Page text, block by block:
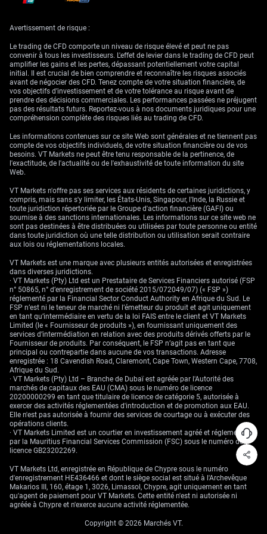
été. Cela rend la détention de francs suisses moins attractive que celle
Compte tenu de ce contexte fondamental, nous nous intéressons à des
stratégies sur options visant à tirer parti d’une hausse graduelle de
l’USD/CHF. Un bull call spread constitue une manière attractive, à risque
limité, de se positionner sur ce potentiel de hausse au cours des
prochaines semaines. Cela consiste à acheter une option d’achat à un
prix d’exercice plus bas et à vendre une autre option d’achat à un prix
d’exercice plus élevé afin de financer la position.
Contexte historique et
niveaux graphiques
Nous avons déjà observé ce schéma sur la période 2022-2024. Des
prudente, avaient conduit à un rallye durable de la paire. Une divergence
de politique monétaire similaire, quoique moins prononcée, semble se
mettre à nouveau en place.
Sur les graphiques, une résistance immédiate se situe près de 0,9150, un
niveau qui a plafonné la paire la semaine dernière. Une cassure nette au-
dessus pourrait ouvrir la voie à un test du seuil psychologique de
autour de 0,9000.
Avertissement de risque :
Le trading de CFD comporte un niveau de risque élevé et peut ne pas
convenir à tous les investisseurs. L'effet de levier dans le trading de CFD peut
amplifier les gains et les pertes, dépassant potentiellement votre capital
initial. Il est crucial de bien comprendre et reconnaître les risques associés
avant de négocier des CFD. Tenez compte de votre situation financière, de
vos objectifs d’investissement et de votre tolérance au risque avant de
prendre des décisions commerciales. Les performances passées ne préjugent
pas des résultats futurs. Reportez-vous à nos documents juridiques pour une
compréhension complète des risques liés au trading de CFD.
Les informations contenues sur ce site Web sont générales et ne tiennent pas
compte de vos objectifs individuels, de votre situation financière ou de vos
besoins. VT Markets ne peut être tenu responsable de la pertinence, de
l'exactitude, de l'actualité ou de l'exhaustivité de toute information du site
Web.
VT Markets n'offre pas ses services aux résidents de certaines juridictions, y
compris, mais sans s'y limiter, les États-Unis, Singapour, l'Inde, la Russie et
toute juridiction répertoriée par le Groupe d'action financière (GAFI) ou
soumise à des sanctions internationales. Les informations sur ce site web ne
sont pas destinées à être distribuées ou utilisées par toute personne ou entité
dans toute juridiction où une telle distribution ou utilisation serait contraire
aux lois ou réglementations locales.
VT Markets est une marque avec plusieurs entités autorisées et enregistrées
dans diverses juridictions.
· VT Markets (Pty) Ltd est un Prestataire de Services Financiers autorisé (FSP
n° 50865, n° d’enregistrement de société 2015/072049/07) (« FSP »)
réglementé par la Financial Sector Conduct Authority en Afrique du Sud. Le
FSP n’est ni le teneur de marché ni l’émetteur du produit et agit uniquement
en tant qu’intermédiaire en vertu de la loi FAIS entre le client et VT Markets
Limited (le « Fournisseur de produits »), en fournissant uniquement des
services d’intermédiation en relation avec des produits dérivés offerts par le
Fournisseur de produits. Par conséquent, le FSP n’agit pas en tant que
principal ou contrepartie dans aucune de vos transactions. Adresse
enregistrée : 18 Cavendish Road, Claremont, Cape Town, Western Cape, 7708,
Afrique du Sud.
· VT Markets (Pty) Ltd – Branche de Dubaï est agréée par l'Autorité des
marchés de capitaux des EAU (CMA) sous le numéro de licence
20200000299 en tant que titulaire de licence de catégorie 5, autorisée à
exercer des activités réglementées d'introduction et de promotion aux EAU.
Elle n'est pas autorisée à fournir des services de courtage ou à exécuter des
opérations clients.
· VT Markets Limited est un courtier en investissement agréé et réglementé
par la Mauritius Financial Services Commission (FSC) sous le numéro de
licence GB23202269.
VT Markets Ltd, enregistrée en République de Chypre sous le numéro
d'enregistrement HE436466 et dont le siège social est situé à l'Archevêque
Makarios III, 160, étage 1, 3026, Limassol, Chypre, agit uniquement en tant
qu'agent de paiement pour VT Markets. Cette entité n'est ni autorisée ni
agréée à Chypre et n'exerce aucune activité réglementée.
Copyright © 2026 Marchés VT.